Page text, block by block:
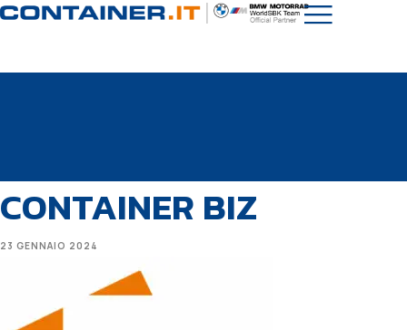
CONTAINER BIZ
23 GENNAIO 2024